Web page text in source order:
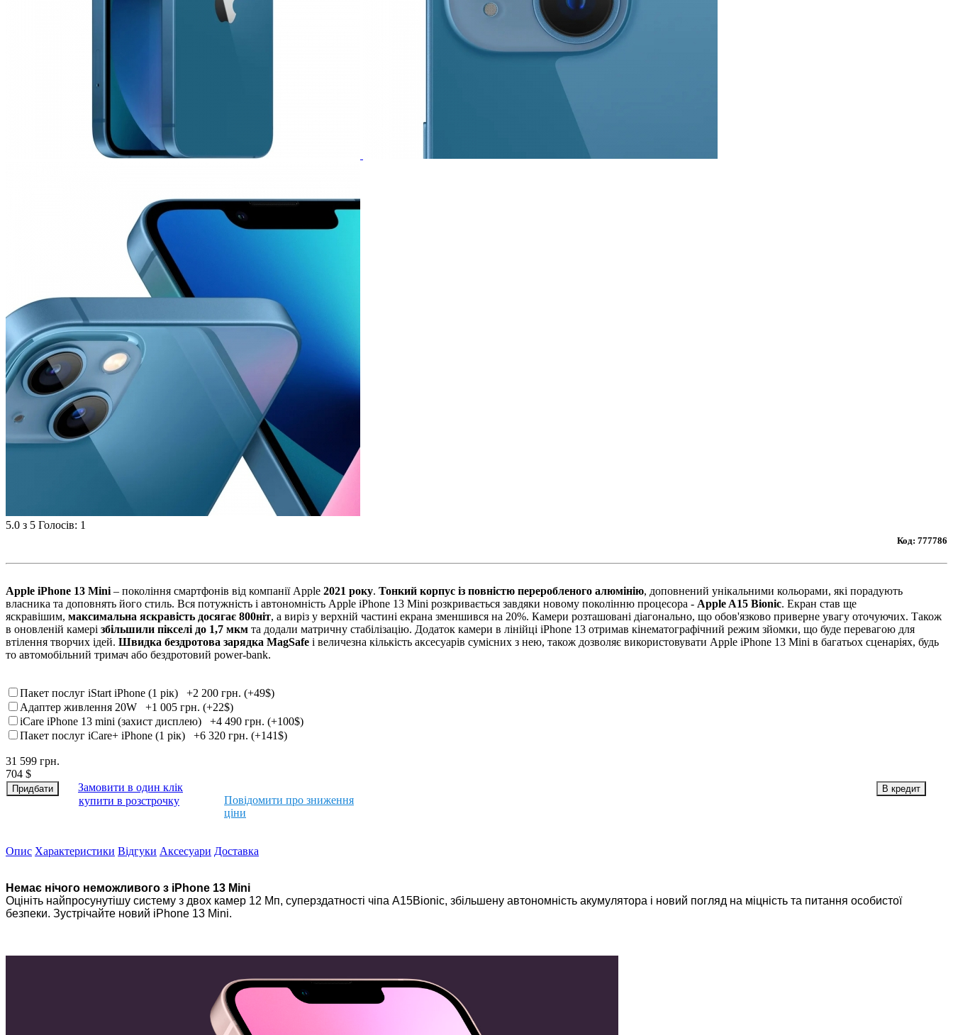
5.0 з 5 Голосів: 1
Код: 777786
Apple iPhone 13 Mini – покоління смартфонів від компанії Apple 2021 року. Тонкий корпус із повністю переробленого алюмінію, доповнений унікальними кольорами, які порадують
власника та доповнять його стиль. Вся потужність і автономність Apple iPhone 13 Mini розкривається завдяки новому поколінню процесора - Apple A15 Bionic. Екран став ще
яскравішим, максимальна яскравість досягає 800ніт, а виріз у верхній частині екрана зменшився на 20%. Камери розташовані діагонально, що обов'язково приверне увагу оточуючих. Також
в оновленій камері збільшили пікселі до 1,7 мкм та додали матричну стабілізацію. Додаток камери в лінійці iPhone 13 отримав кінематографічний режим зйомки, що буде перевагою для
втілення творчих ідей. Швидка бездротова зарядка MagSafe і величезна кількість аксесуарів сумісних з нею, також дозволяє використовувати Apple iPhone 13 Mini в багатьох сценаріях, будь
то автомобільний тримач або бездротовий power-bank.
Пакет послуг iStart iPhone (1 рік)
+2 200 грн. (+49$)
Адаптер живлення 20W
+1 005 грн. (+22$)
iCare iPhone 13 mini (захист дисплею)
+4 490 грн. (+100$)
Пакет послуг iCare+ iPhone (1 рік)
+6 320 грн. (+141$)
31 599 грн.
704 $
Замовити в один клік
купити в розстрочку
Повідомити про зниження
ціни
Опис Характеристики Відгуки Аксесуари Доставка
Немає нічого неможливого з iPhone 13 Mini
Оцініть найпросунутішу систему з двох камер 12 Мп, суперздатності чіпа A15Bionic, збільшену автономність акумулятора і новий погляд на міцність та питання особистої
безпеки. Зустрічайте новий iPhone 13 Mini.